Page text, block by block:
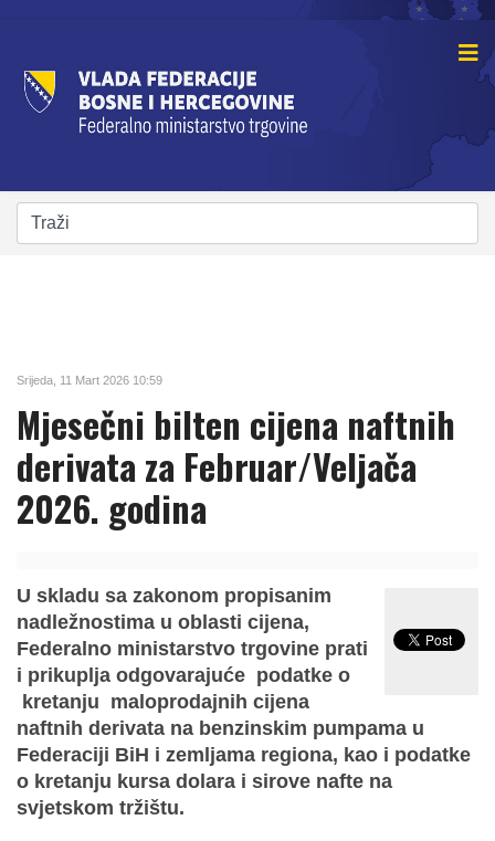
Srijeda, 11 Mart 2026 10:59
Mjesečni bilten cijena naftnih
derivata za Februar/Veljača
2026. godina
U skladu sa zakonom propisanim
nadležnostima u oblasti cijena,
Federalno ministarstvo trgovine prati
i prikuplja odgovarajuće podatke o
kretanju maloprodajnih cijena
naftnih derivata na benzinskim pumpama u
Federaciji BiH i zemljama regiona, kao i podatke
o kretanju kursa dolara i sirove nafte na
svjetskom tržištu.